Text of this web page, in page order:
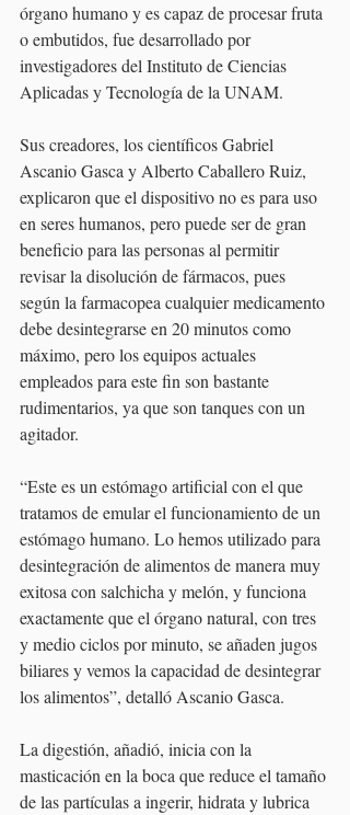
órgano humano y es capaz de procesar fruta
o embutidos, fue desarrollado por
investigadores del Instituto de Ciencias
Aplicadas y Tecnología de la UNAM.
Sus creadores, los científicos Gabriel
Ascanio Gasca y Alberto Caballero Ruiz,
explicaron que el dispositivo no es para uso
en seres humanos, pero puede ser de gran
beneficio para las personas al permitir
revisar la disolución de fármacos, pues
según la farmacopea cualquier medicamento
debe desintegrarse en 20 minutos como
máximo, pero los equipos actuales
empleados para este fin son bastante
rudimentarios, ya que son tanques con un
agitador.
“Este es un estómago artificial con el que
tratamos de emular el funcionamiento de un
estómago humano. Lo hemos utilizado para
desintegración de alimentos de manera muy
exitosa con salchicha y melón, y funciona
exactamente que el órgano natural, con tres
y medio ciclos por minuto, se añaden jugos
biliares y vemos la capacidad de desintegrar
los alimentos”, detalló Ascanio Gasca.
La digestión, añadió, inicia con la
masticación en la boca que reduce el tamaño
de las partículas a ingerir, hidrata y lubrica